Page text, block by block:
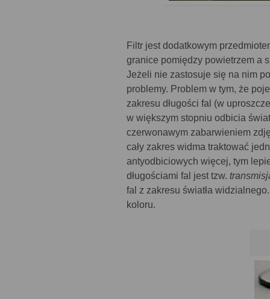
Filtr jest dodatkowym
granice pomiędzy powietrzem a
Jeżeli nie zastosuje się na nim
problemy. Problem w tym, że
zakresu długości fal (w
w większym stopniu odbicia
czerwonawym zabarwieniem
cały zakres widma traktować
antyodbiciowych więcej, tym
długościami fal jest tzw.
fal z zakresu światła
koloru.